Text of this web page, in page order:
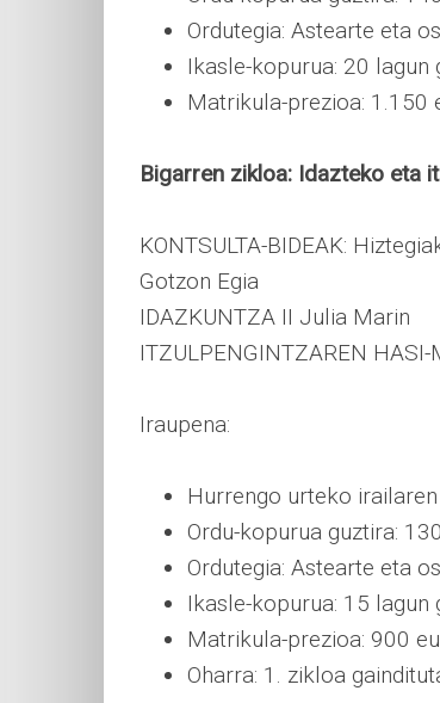
Ordutegia: Astearte eta
Ikasle-kopurua: 20 lagun
Matrikula-prezioa: 1.150
Bigarren zikloa: Idazteko eta
KONTSULTA-BIDEAK:
Gotzon Egia
IDAZKUNTZA II Julia Marin
ITZULPENGINTZAREN
Iraupena:
Hurrengo urteko
Ordu-kopurua guztira:
Ordutegia: Astearte eta
Ikasle-kopurua: 15 lagun
Matrikula-prezioa: 900
Oharra: 1. zikloa